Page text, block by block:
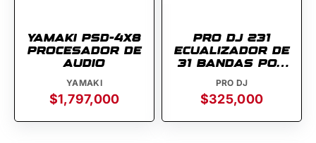
YAMAKI PSD-4X8
PROCESADOR DE
AUDIO
YAMAKI
$1,797,000
PRO DJ 231
ECUALIZADOR DE
31 BANDAS POR
PRO DJ
$325,000